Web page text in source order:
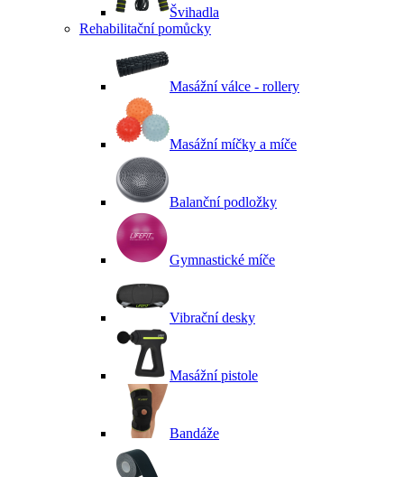
Švihadla
Rehabilitační pomůcky
Masážní válce - rollery
Masážní míčky a míče
Balanční podložky
Gymnastické míče
Vibrační desky
Masážní pistole
Bandáže